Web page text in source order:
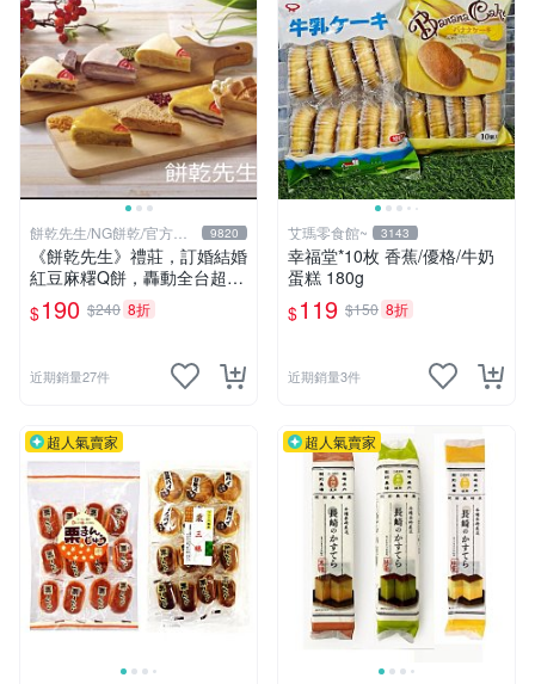
餅乾先生/NG餅乾/官方旗
艦館
9820
《餅乾先生》禮莊，訂婚結婚
紅豆麻糬Q餅，轟動全台超級
魅力，現烤只能預定，挑戰新
鮮現烤可等在下標!紐西蘭進
$190 $240 8折
近期銷量27件
艾瑪零食館~ 3143
幸福堂*10枚 香蕉/優格/牛奶
蛋糕 180g
$119 $150 8折
近期銷量3件
超人氣賣家 超人氣賣家